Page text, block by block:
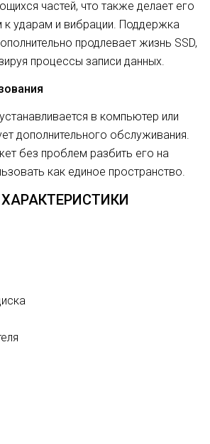
частей, что также делает его
к ударам и вибрации. Поддержка
продлевает жизнь SSD,
процессы записи данных.
в компьютер или
дополнительного обслуживания.
без проблем разбить его на
как единое пространство.